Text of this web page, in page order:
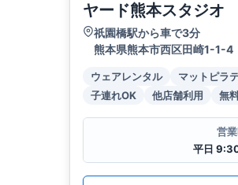
ヤード熊本スタジオ
祇園橋駅から車で3分
熊本県熊本市西区田崎1-1-4
ウェアレンタル マットピラ
子連れOK
他店舗利用 無
営
平日